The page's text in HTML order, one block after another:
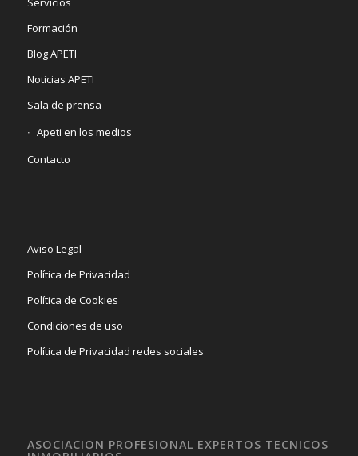
Formación
Blog APETI
Noticias APETI
Sala de prensa
Apeti en los medios
Contacto
Aviso Legal
Política de Privacidad
Política de Cookies
Condiciones de uso
Política de Privacidad redes sociales
ASOCIACION PROFESIONAL EXPERTOS TECNICOS